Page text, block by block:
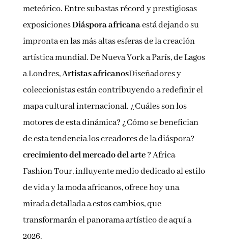
meteórico. Entre subastas récord y prestigiosas
exposicionesDiáspora africanaestá dejando su
impronta en las más altas esferas de la creación
artística mundial. De Nueva York a París, de Lagos
a Londres,Artistas africanosDiseñadores y
coleccionistas están contribuyendo a redefinir el
mapa cultural internacional. ¿Cuáles son los
motores de esta dinámica? ¿Cómo se benefician
de esta tendencia los creadores de la diáspora?
crecimiento del mercado del arte? Africa
Fashion Tour, influyente medio dedicado al estilo
de vida y la moda africanos, ofrece hoy una
mirada detallada a estos cambios, que
transformarán el panorama artístico de aquí a
2026.